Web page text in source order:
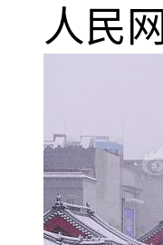
人民网